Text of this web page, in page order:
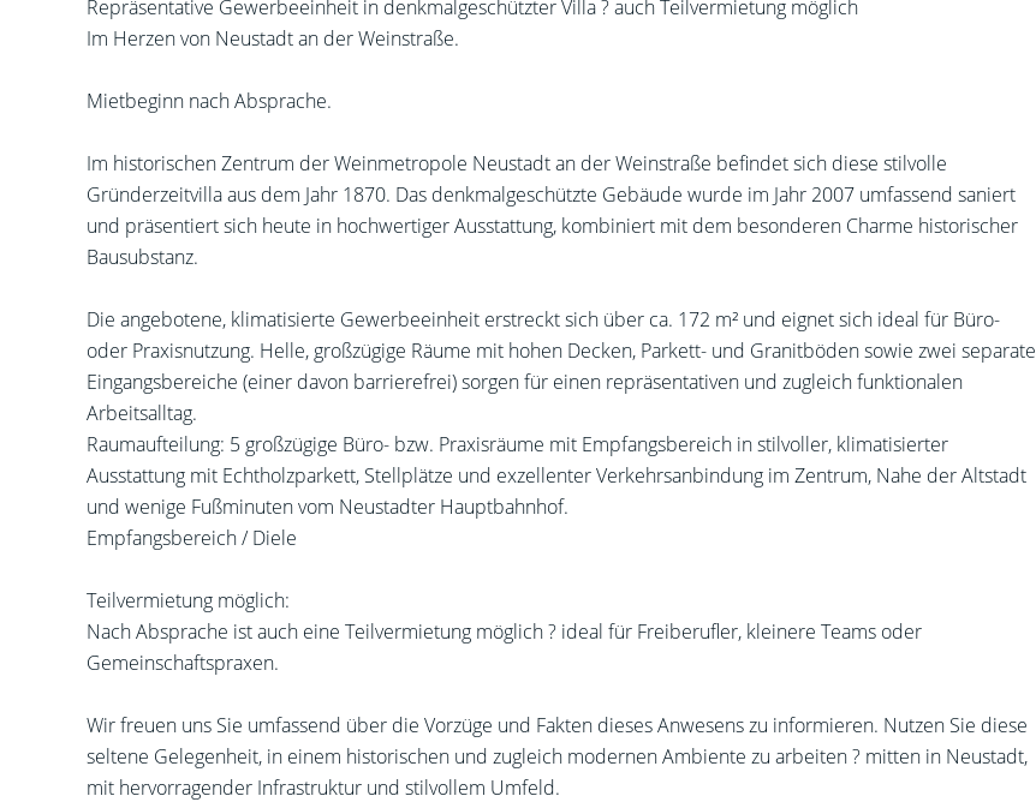
Repräsentative Gewerbeeinheit in denkmalgeschützter Villa ? auch Teilvermietung möglich
Im Herzen von Neustadt an der Weinstraße.
Mietbeginn nach Absprache.
Im historischen Zentrum der Weinmetropole Neustadt an der Weinstraße befindet sich diese stilvolle
Gründerzeitvilla aus dem Jahr 1870. Das denkmalgeschützte Gebäude wurde im Jahr 2007 umfassend saniert
und präsentiert sich heute in hochwertiger Ausstattung, kombiniert mit dem besonderen Charme historischer
Bausubstanz.
Die angebotene, klimatisierte Gewerbeeinheit erstreckt sich über ca. 172 m² und eignet sich ideal für Büro-
oder Praxisnutzung. Helle, großzügige Räume mit hohen Decken, Parkett- und Granitböden sowie zwei separate
Eingangsbereiche (einer davon barrierefrei) sorgen für einen repräsentativen und zugleich funktionalen
Arbeitsalltag.
Raumaufteilung: 5 großzügige Büro- bzw. Praxisräume mit Empfangsbereich in stilvoller, klimatisierter
Ausstattung mit Echtholzparkett, Stellplätze und exzellenter Verkehrsanbindung im Zentrum, Nahe der Altstadt
und wenige Fußminuten vom Neustadter Hauptbahnhof.
Empfangsbereich / Diele
Teilvermietung möglich:
Nach Absprache ist auch eine Teilvermietung möglich ? ideal für Freiberufler, kleinere Teams oder
Gemeinschaftspraxen.
Wir freuen uns Sie umfassend über die Vorzüge und Fakten dieses Anwesens zu informieren. Nutzen Sie diese
seltene Gelegenheit, in einem historischen und zugleich modernen Ambiente zu arbeiten ? mitten in Neustadt,
mit hervorragender Infrastruktur und stilvollem Umfeld.